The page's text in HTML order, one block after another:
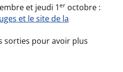
et jeudi 1er octobre :
et le site de la
sorties pour avoir plus